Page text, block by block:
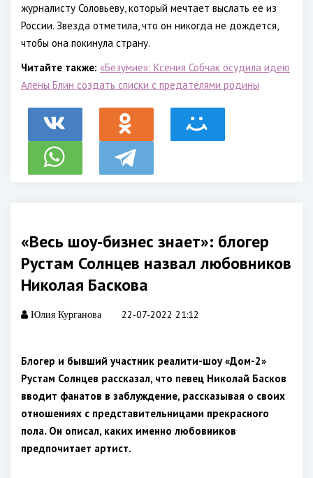
журналисту Соловьеву, который мечтает выслать ее из
России. Звезда отметила, что он никогда не дождется,
чтобы она покинула страну.
Читайте также: «Безумие»: Ксения Собчак осудила идею
Алены Блин создать списки с предателями родины
«Весь шоу-бизнес знает»: блогер
Рустам Солнцев назвал любовников
Николая Баскова
Юлия Курганова 22-07-2022 21:12
Блогер и бывший участник реалити-шоу «Дом-2»
Рустам Солнцев рассказал, что певец Николай Басков
вводит фанатов в заблуждение, рассказывая о своих
отношениях с представительницами прекрасного
пола. Он описал, каких именно любовников
предпочитает артист.